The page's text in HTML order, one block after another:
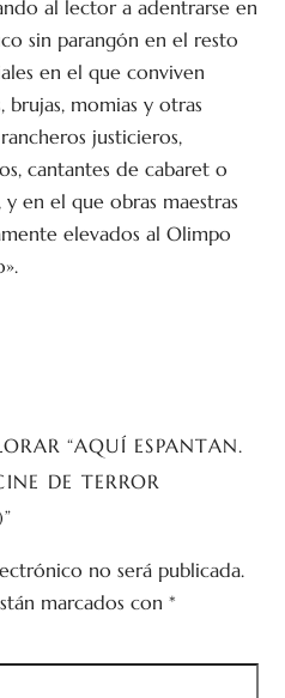
al lector a adentrarse en
sin parangón en el resto
en el que conviven
brujas, momias y otras
justicieros,
cantantes de cabaret o
en el que obras maestras
elevados al Olimpo
“AQUÍ ESPANTAN.
DE TERROR
no será publicada.
marcados con*